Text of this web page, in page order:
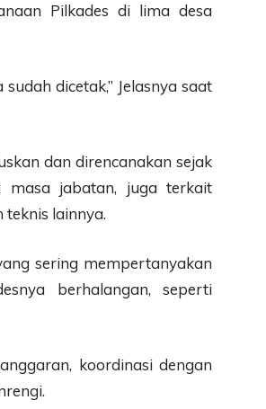
Pilkades di lima desa
dicetak,” Jelasnya saat
dan direncanakan sejak
masa jabatan, juga terkait
teknis lainnya.
sering mempertanyakan
berhalangan, seperti
koordinasi dengan